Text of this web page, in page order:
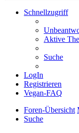
Schnellzugriff
Aktive
Suche
LogIn
Registrieren
Vegan-FAQ
Foren-Übersicht
Suche